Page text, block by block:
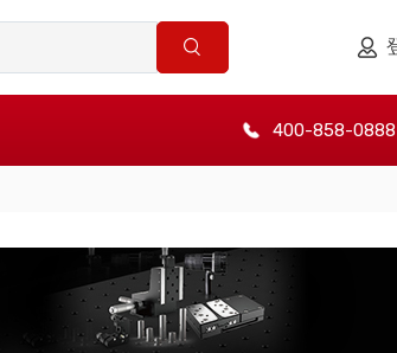
400-858-0888